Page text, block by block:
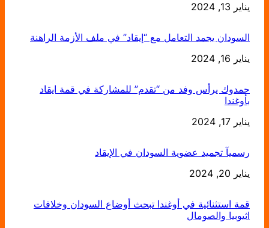
التاريخ
يناير 13, 2024
السودان يجمد التعامل مع “إيقاد” في ملف الأزمة الراهنة
التاريخ
يناير 16, 2024
حمدوك يرأس وفد من “تقدم” للمشاركة في قمة ايقاد
بأوغندا
التاريخ
يناير 17, 2024
رسميآ تجميد عضوية السودان في الإيقاد
التاريخ
يناير 20, 2024
قمة استثنائية في أوغندا تبحث أوضاع السودان وخلافات
اثيوبيا والصومال